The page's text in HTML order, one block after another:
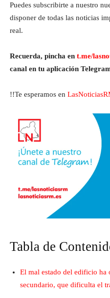
Puedes subscribirte a nuestro
disponer de todas las noticias
real.
Recuerda, pincha en t.me/
canal en tu aplicación
!!Te esperamos en
Tabla de
El mal estado del edificio ha
secundario, que dificulta el